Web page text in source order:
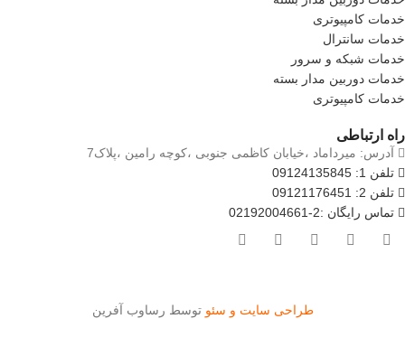
خدمات کامپیوتری
خدمات سانترال
خدمات شبکه و سرور
خدمات دوربین مدار بسته
خدمات کامپیوتری
راه ارتباطی
آدرس: میرداماد ،خیابان کاظمی جنوبی ،کوچه رامین ،پلاک7
تلفن 1: 09124135845
تلفن 2: 09121176451
تماس رایگان :2-02192004661
طراحی سایت و سئو توسط رساوب آفرین